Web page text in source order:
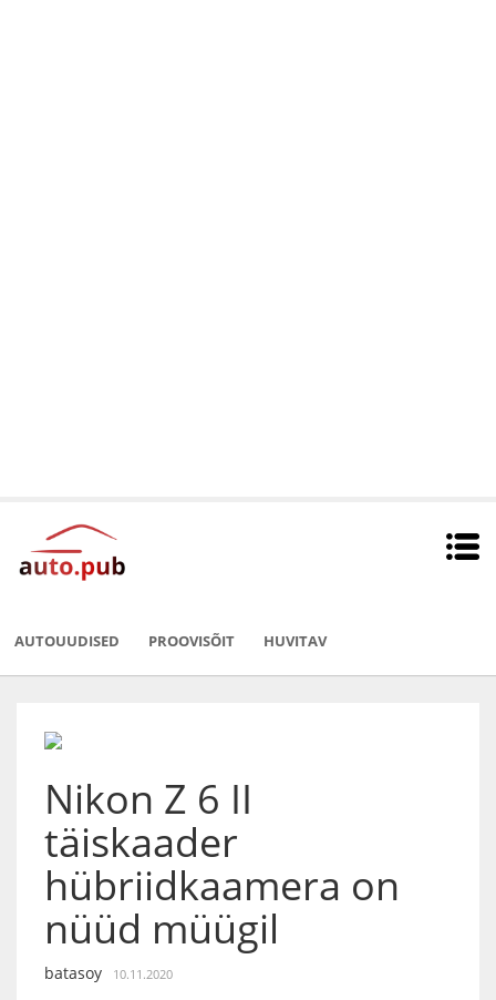
AUTOUUDISED PROOVISÕIT HUVITAV
Nikon Z 6 II
täiskaader
hübriidkaamera on
nüüd müügil
batasoy 10.11.2020